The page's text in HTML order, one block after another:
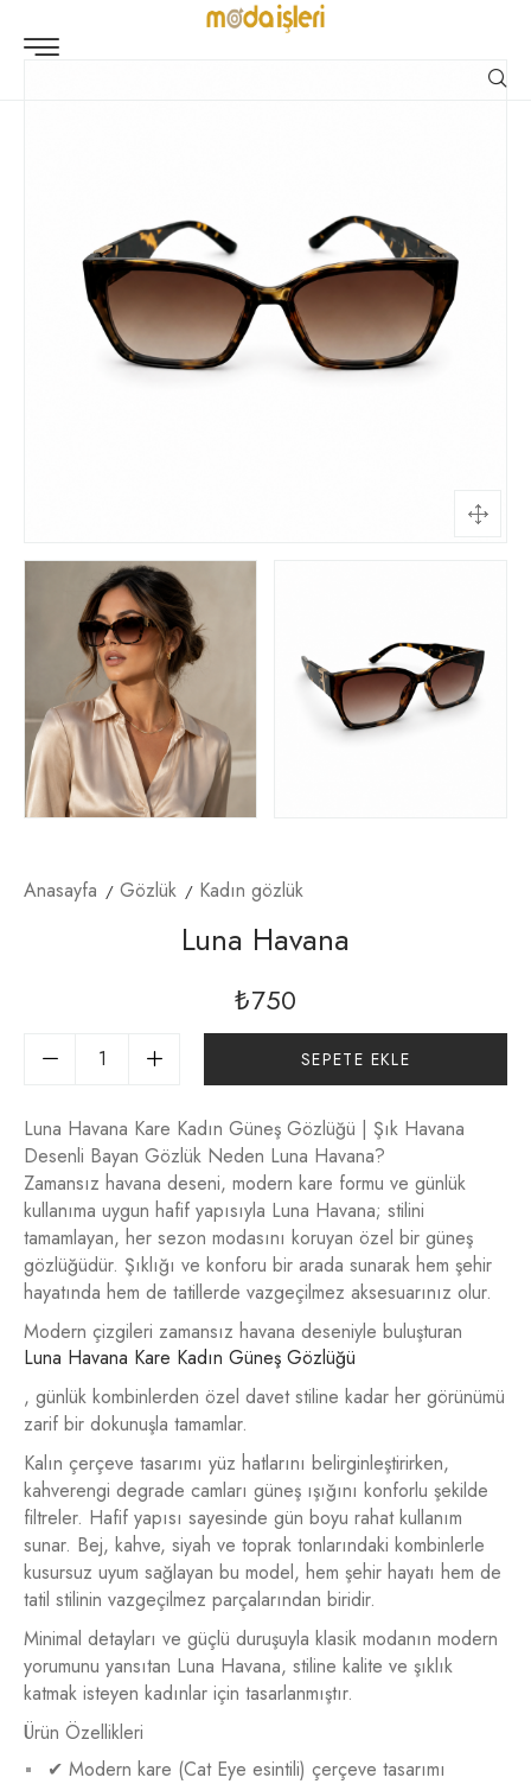
Anasayfa Gözlük Kadın gözlük
Luna Havana
₺750
SEPETE EKLE
Luna Havana Kare Kadın Güneş Gözlüğü | Şık Havana
Desenli Bayan Gözlük Neden Luna Havana?
Zamansız havana deseni, modern kare formu ve günlük
kullanıma uygun hafif yapısıyla Luna Havana; stilini
tamamlayan, her sezon modasını koruyan özel bir güneş
gözlüğüdür. Şıklığı ve konforu bir arada sunarak hem şehir
hayatında hem de tatillerde vazgeçilmez aksesuarınız olur.
Modern çizgileri zamansız havana deseniyle buluşturan
Luna Havana Kare Kadın Güneş Gözlüğü
, günlük kombinlerden özel davet stiline kadar her görünümü
zarif bir dokunuşla tamamlar.
Kalın çerçeve tasarımı yüz hatlarını belirginleştirirken,
kahverengi degrade camları güneş ışığını konforlu şekilde
filtreler. Hafif yapısı sayesinde gün boyu rahat kullanım
sunar. Bej, kahve, siyah ve toprak tonlarındaki kombinlerle
kusursuz uyum sağlayan bu model, hem şehir hayatı hem de
tatil stilinin vazgeçilmez parçalarından biridir.
Minimal detayları ve güçlü duruşuyla klasik modanın modern
yorumunu yansıtan Luna Havana, stiline kalite ve şıklık
katmak isteyen kadınlar için tasarlanmıştır.
Ürün Özellikleri
✔ Modern kare (Cat Eye esintili) çerçeve tasarımı